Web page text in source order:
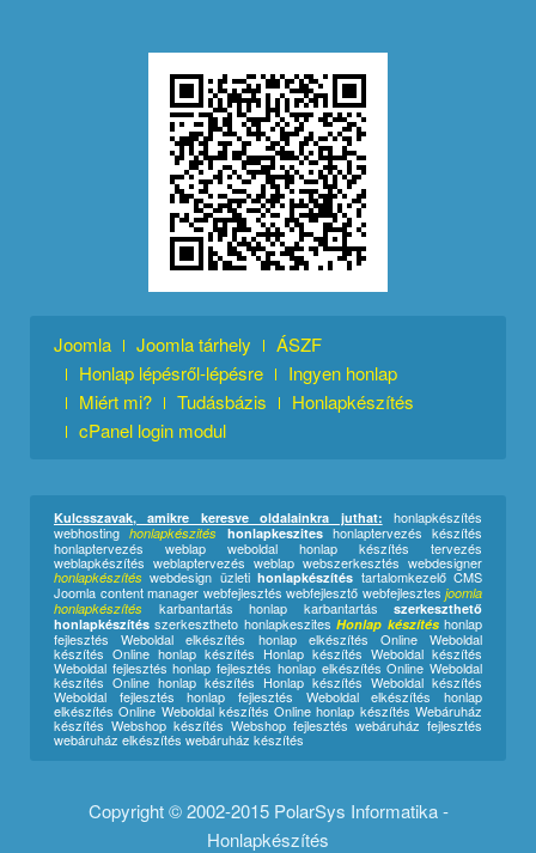
Joomla Joomla tárhely
ÁSZF
Honlap lépésről-lépésre
Ingyen honlap
Miért mi?
Tudásbázis
Honlapkészítés
cPanel login modul
Kulcsszavak, amikre keresve oldalainkra juthat: honlapkészítés
webhostinghonlapkészités honlapkeszites honlaptervezés készítés
honlaptervezés weblap weboldal honlap készítés tervezés
weblapkészítés weblaptervezés weblap webszerkesztés webdesigner
honlapkészítés webdesign üzletihonlapkészítés tartalomkezelő CMS
Joomla content manager webfejlesztés webfejlesztő webfejlesztes joomla
honlapkészítés karbantartás honlap karbantartás szerkeszthető
honlapkészítés szerkesztheto honlapkeszitesHonlap készítéshonlap
fejlesztés Weboldal elkészítés honlap elkészítés Online Weboldal
készítés Online honlap készítés Honlap készítés Weboldal készítés
Weboldal fejlesztés honlap fejlesztés honlap elkészítés Online Weboldal
készítés Online honlap készítés Honlap készítés Weboldal készítés
Weboldal fejlesztés honlap fejlesztés Weboldal elkészítés honlap
elkészítés Online Weboldal készítés Online honlap készítés Webáruház
készítés Webshop készítés Webshop fejlesztés webáruház fejlesztés
webáruház elkészítés webáruház készítés
Copyright © 2002-2015 PolarSys Informatika -
Honlapkészítés